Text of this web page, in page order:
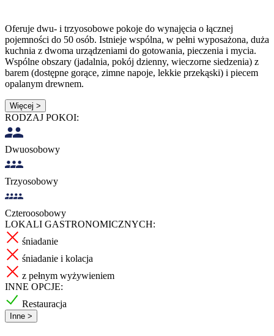
Oferuje dwu- i trzyosobowe pokoje do wynajęcia o łącznej
pojemności do 50 osób. Istnieje wspólna, w pełni wyposażona, duża
kuchnia z dwoma urządzeniami do gotowania, pieczenia i mycia.
Wspólne obszary (jadalnia, pokój dzienny, wieczorne siedzenia) z
barem (dostępne gorące, zimne napoje, lekkie przekąski) i piecem
opalanym drewnem.
Więcej >
RODZAJ POKOI:
Dwuosobowy
Trzyosobowy
Czteroosobowy
LOKALI GASTRONOMICZNYCH:
śniadanie
śniadanie i kolacja
z pełnym wyżywieniem
INNE OPCJE:
Restauracja
Inne >